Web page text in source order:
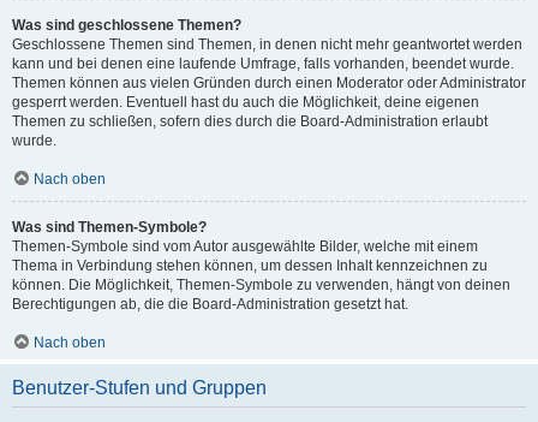
Was sind geschlossene Themen?
Geschlossene Themen sind Themen, in denen nicht mehr geantwortet werden
kann und bei denen eine laufende Umfrage, falls vorhanden, beendet wurde.
Themen können aus vielen Gründen durch einen Moderator oder Administrator
gesperrt werden. Eventuell hast du auch die Möglichkeit, deine eigenen
Themen zu schließen, sofern dies durch die Board-Administration erlaubt
wurde.
Nach oben
Was sind Themen-Symbole?
Themen-Symbole sind vom Autor ausgewählte Bilder, welche mit einem
Thema in Verbindung stehen können, um dessen Inhalt kennzeichnen zu
können. Die Möglichkeit, Themen-Symbole zu verwenden, hängt von deinen
Berechtigungen ab, die die Board-Administration gesetzt hat.
Nach oben
Benutzer-Stufen und Gruppen